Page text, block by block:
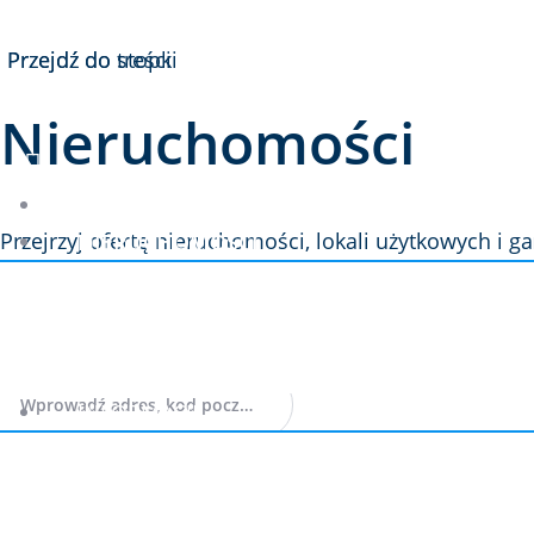
Przejdź do treści
Przejdź do stopki
NIERUCHOMOŚCI
INFORMACJE
Nieruchomości
Przejrzyj ofertę nieruchomości, lokali użytkowych i